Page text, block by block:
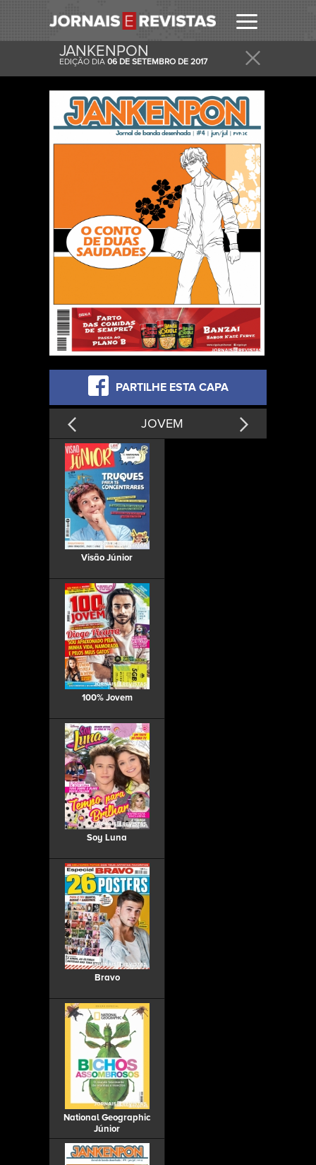
JANKENPON
EDIÇÃO DIA 06 DE SETEMBRO DE 2017
RECEBER
RECEBA ESTA E OUTRAS CAPAS NO SEU EMAIL
PARTILHE ESTA CAPA
JOVEM
Visão Júnior
100% Jovem
Soy Luna
Bravo
National Geographic
Júnior